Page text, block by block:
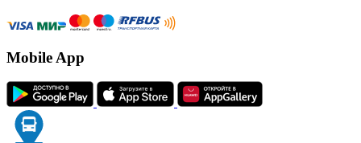
Mobile App